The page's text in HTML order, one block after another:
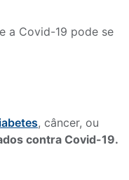
a Covid-19 pode se
, câncer, ou
contra Covid-19.